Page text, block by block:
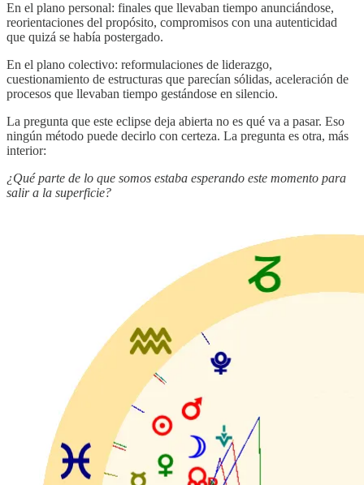
En el plano personal: finales que llevaban tiempo anunciándose,
reorientaciones del propósito, compromisos con una autenticidad
que quizá se había postergado.
En el plano colectivo: reformulaciones de liderazgo,
cuestionamiento de estructuras que parecían sólidas, aceleración de
procesos que llevaban tiempo gestándose en silencio.
La pregunta que este eclipse deja abierta no es qué va a pasar. Eso
ningún método puede decirlo con certeza. La pregunta es otra, más
interior:
¿Qué parte de lo que somos estaba esperando este momento para
salir a la superficie?